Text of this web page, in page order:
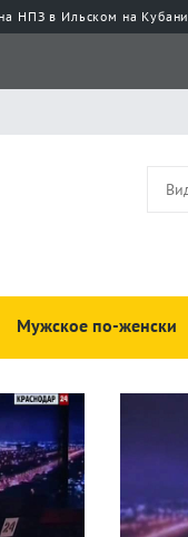
НПЗ в Ильском на Кубани
Мужское по-женски